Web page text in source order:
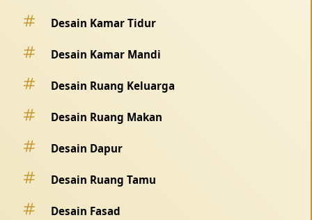
Desain Kamar Tidur
Desain Kamar Mandi
Desain Ruang Keluarga
Desain Ruang Makan
Desain Dapur
Desain Ruang Tamu
Desain Fasad